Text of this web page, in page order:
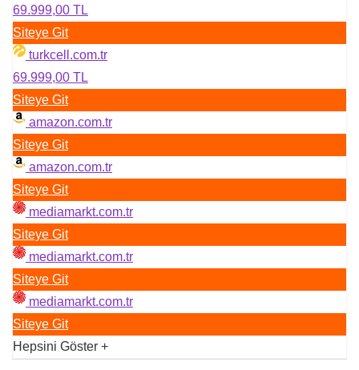
69.999,00 TL
Siteye Git
turkcell.com.tr
69.999,00 TL
Siteye Git
amazon.com.tr
Siteye Git
amazon.com.tr
Siteye Git
mediamarkt.com.tr
Siteye Git
mediamarkt.com.tr
Siteye Git
mediamarkt.com.tr
Siteye Git
Hepsini Göster +